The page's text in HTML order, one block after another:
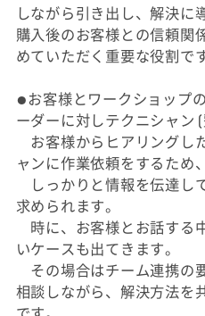
しながら引き出し、解決に
購入後のお客様との信頼関
めていただく重要な役割です
●お客様とワークショップ
ーダーに対しテクニシャン
お客様からヒアリングし
ャンに作業依頼をするため、
しっかりと情報を伝達し
求められます。
時に、お客様とお話する
いケースも出てきます。
その場合はチーム連携の
相談しながら、解決方法を